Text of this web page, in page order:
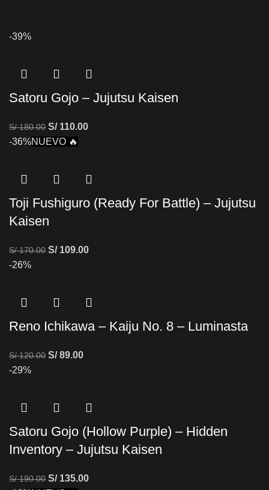
-39%
Satoru Gojo – Jujutsu Kaisen
S/180.00 S/110.00
-36%NUEVO 🔥
Toji Fushiguro (Ready For Battle) – Jujutsu
Kaisen
S/170.00 S/109.00
-26%
Reno Ichikawa – Kaiju No. 8 – Luminasta
S/120.00 S/89.00
-29%
Satoru Gojo (Hollow Purple) – Hidden
Inventory – Jujutsu Kaisen
S/190.00 S/135.00